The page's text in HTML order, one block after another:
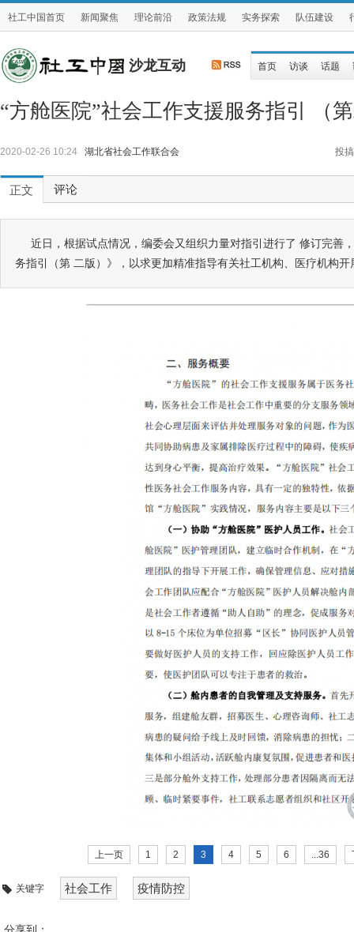
社工中国首页 新闻聚焦 理论前沿 政策法规 实务探索 队伍建设
沙龙互动 首页 访谈 话题
“方舱医院”社会工作支援服务指引 （
2020-02-26 10:24 湖北省社会工作联合会 投搞
正文 评论
近日，根据试点情况，编委会又组织力量对指引进行了 修订完善
务指引（第 二版）》，以求更加精准指导有关社工机构、医疗机构开
上一页 1 2 3 4 5 6 ...36
关键字 社会工作 疫情防控